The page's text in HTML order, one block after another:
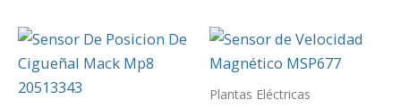
Plantas Eléctricas